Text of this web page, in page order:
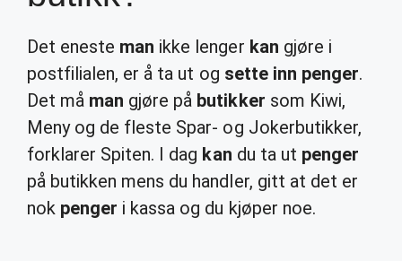
Det eneste man ikke lenger kan gjøre i
postfilialen, er å ta ut og sette inn penger.
Det må man gjøre på butikker som Kiwi,
Meny og de fleste Spar- og Jokerbutikker,
forklarer Spiten. I dag kan du ta ut penger
på butikken mens du handler, gitt at det er
nok penger i kassa og du kjøper noe.